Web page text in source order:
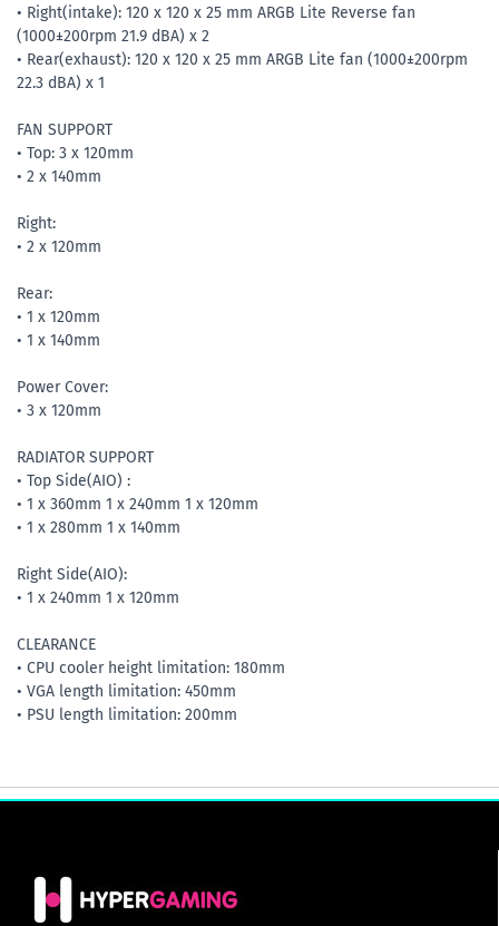
• Right(intake): 120 x 120 x 25 mm ARGB Lite Reverse fan
(1000±200rpm 21.9 dBA) x 2
• Rear(exhaust): 120 x 120 x 25 mm ARGB Lite fan (1000±200rpm
22.3 dBA) x 1
FAN SUPPORT
• Top: 3 x 120mm
• 2 x 140mm
Right:
• 2 x 120mm
Rear:
• 1 x 120mm
• 1 x 140mm
Power Cover:
• 3 x 120mm
RADIATOR SUPPORT
• Top Side(AIO) :
• 1 x 360mm 1 x 240mm 1 x 120mm
• 1 x 280mm 1 x 140mm
Right Side(AIO):
• 1 x 240mm 1 x 120mm
CLEARANCE
• CPU cooler height limitation: 180mm
• VGA length limitation: 450mm
• PSU length limitation: 200mm